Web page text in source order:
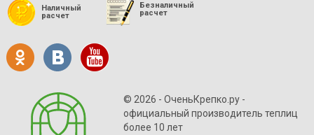
Наличный
расчет
Безналичный
расчет
© 2026 - ОченьКрепко.ру-
официальный производитель теплиц
более 10 лет